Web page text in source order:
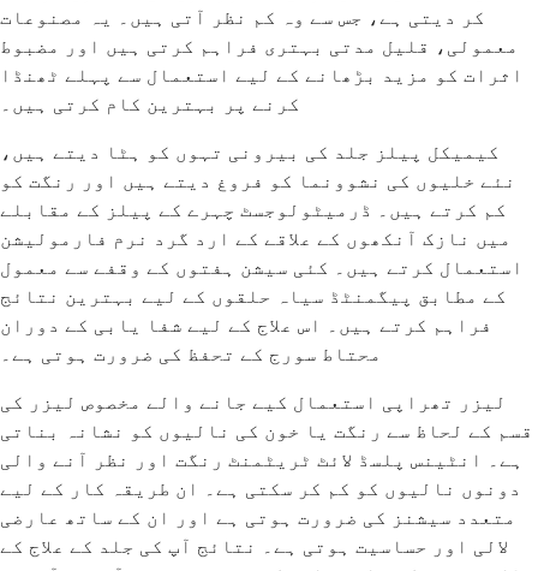
کر دیتی ہے، جس سے وہ کم نظر آتی ہیں۔ یہ مصنوعات
معمولی، قلیل مدتی بہتری فراہم کرتی ہیں اور مضبوط
اثرات کو مزید بڑھانے کے لیے استعمال سے پہلے ٹھنڈا
کرنے پر بہترین کام کرتی ہیں۔
کیمیکل پیلز جلد کی بیرونی تہوں کو ہٹا دیتے ہیں،
نئے خلیوں کی نشوونما کو فروغ دیتے ہیں اور رنگت کو
کم کرتے ہیں۔ ڈرمیٹولوجسٹ چہرے کے پیلز کے مقابلے
میں نازک آنکھوں کے علاقے کے ارد گرد نرم فارمولیشن
استعمال کرتے ہیں۔ کئی سیشن ہفتوں کے وقفے سے معمول
کے مطابق پیگمنٹڈ سیاہ حلقوں کے لیے بہترین نتائج
فراہم کرتے ہیں۔ اس علاج کے لیے شفا یابی کے دوران
محتاط سورج کے تحفظ کی ضرورت ہوتی ہے۔
لیزر تھراپی استعمال کیے جانے والے مخصوص لیزر کی
قسم کے لحاظ سے رنگت یا خون کی نالیوں کو نشانہ بناتی
ہے۔ انٹینس پلسڈ لائٹ ٹریٹمنٹ رنگت اور نظر آنے والی
دونوں نالیوں کو کم کر سکتی ہے۔ ان طریقہ کار کے لیے
متعدد سیشنز کی ضرورت ہوتی ہے اور ان کے ساتھ عارضی
لالی اور حساسیت ہوتی ہے۔ نتائج آپ کی جلد کے علاج کے